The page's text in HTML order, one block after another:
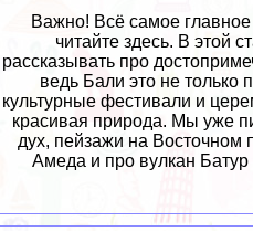
Важно! Всё самое
читайте здесь. В этой
рассказывать про
ведь Бали это не только
культурные фестивали и
красивая природа. Мы уже
дух, пейзажи на Восточном
Амеда и про вулкан